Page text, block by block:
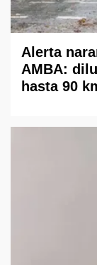
Alerta
AMBA:
hasta 90